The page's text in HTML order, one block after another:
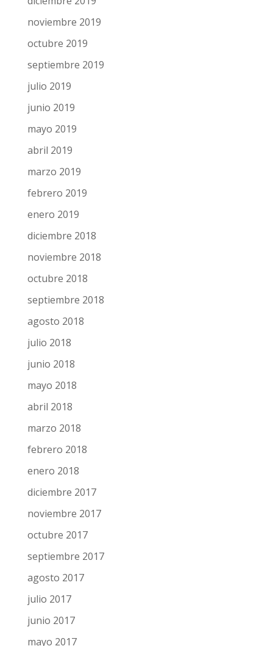
noviembre 2019
octubre 2019
septiembre 2019
julio 2019
junio 2019
mayo 2019
abril 2019
marzo 2019
febrero 2019
enero 2019
diciembre 2018
noviembre 2018
octubre 2018
septiembre 2018
agosto 2018
julio 2018
junio 2018
mayo 2018
abril 2018
marzo 2018
febrero 2018
enero 2018
diciembre 2017
noviembre 2017
octubre 2017
septiembre 2017
agosto 2017
julio 2017
junio 2017
mayo 2017